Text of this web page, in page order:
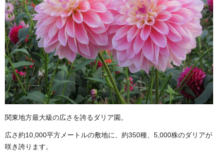
関東地方最大級の広さを誇るダリア園。
広さ約10,000平方メートルの敷地に、約350種、5,000株のダリアが
咲き誇ります。